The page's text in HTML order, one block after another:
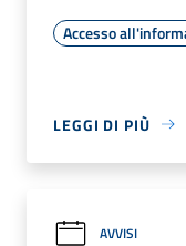
Accesso
LEGGI DI PIÙ
AVVISI